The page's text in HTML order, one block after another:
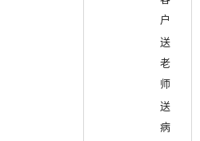
户
送
老
师
送
病